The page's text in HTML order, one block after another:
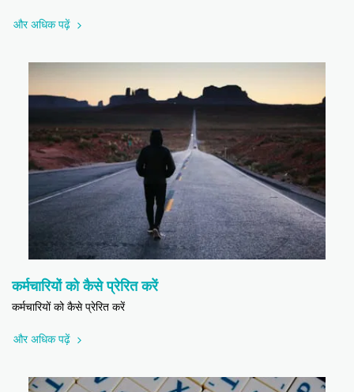
और अधिक पढ़ें
कर्मचारियों को कैसे प्रेरित करें
कर्मचारियों को कैसे प्रेरित करें
और अधिक पढ़ें